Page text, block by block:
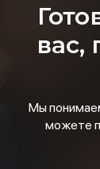
вас,
Мы
можете